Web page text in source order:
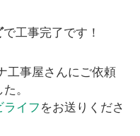
で工事完了です！
工事屋さんにご依頼
。
イフをお送りくださ